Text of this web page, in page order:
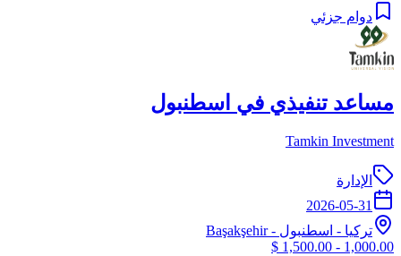
دوام جزئي
مساعد تنفيذي في اسطنبول
Tamkin Investment
الإدارة
2026-05-31
تركيا - اسطنبول - Başakşehir
1,000.00 - 1,500.00 $